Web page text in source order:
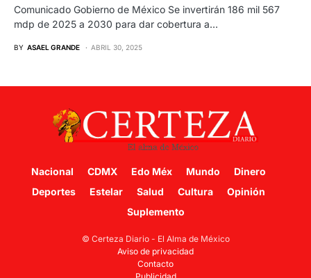
Comunicado Gobierno de México Se invertirán 186 mil 567
mdp de 2025 a 2030 para dar cobertura a…
BY ASAEL GRANDE ABRIL 30, 2025
Nacional CDMX Edo Méx Mundo
Dinero
Deportes
Estelar Salud Cultura
Opinión
Suplemento
© Certeza Diario - El Alma de México
Aviso de privacidad
Contacto